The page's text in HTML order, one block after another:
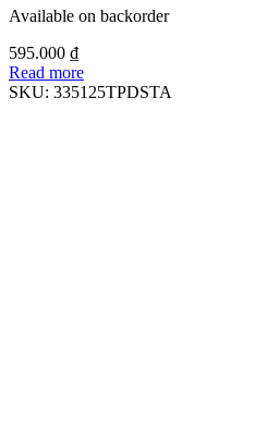
Available on backorder
595.000 ₫
Read more
SKU: 335125TPDSTA